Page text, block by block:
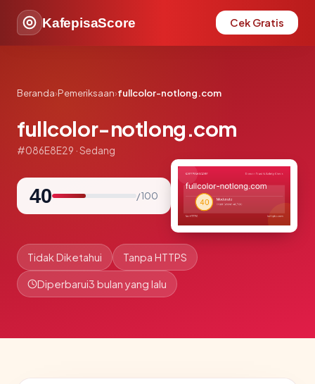
KafepisaScore Cek Gratis
Beranda›Pemeriksaan›fullcolor-notlong.com
fullcolor-notlong.com
#086E8E29 · Sedang
40 / 100
Tidak Diketahui Tanpa HTTPS
Diperbarui3 bulan yang lalu